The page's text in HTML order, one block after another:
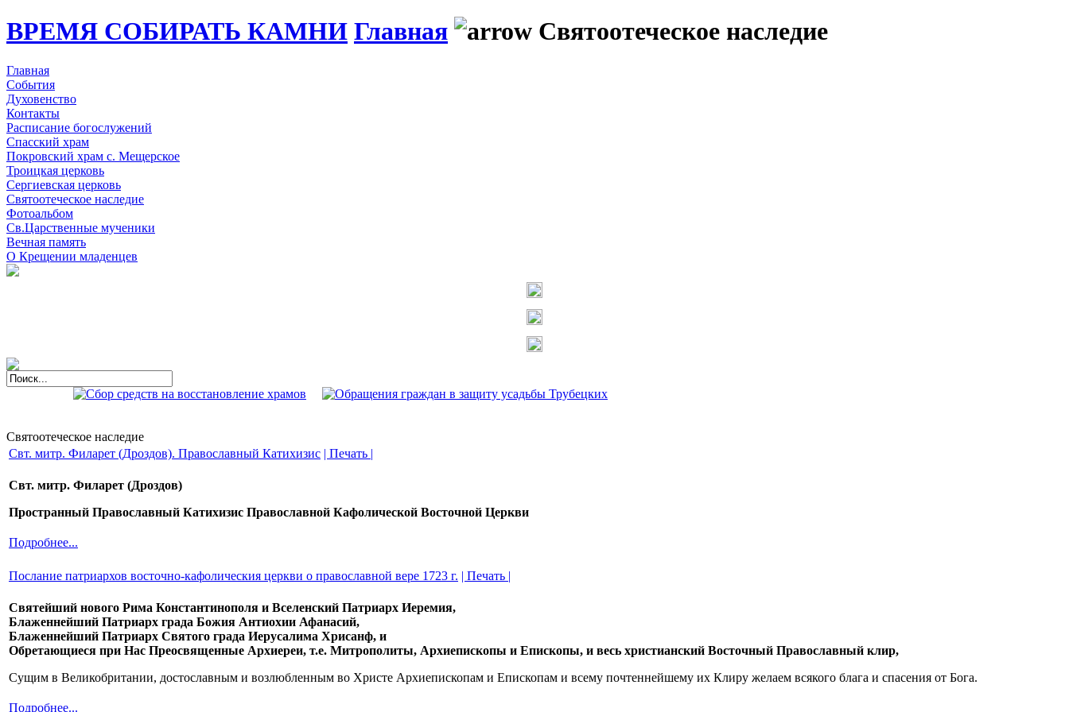
ВРЕМЯ СОБИРАТЬ КАМНИ Главная Святоотеческое наследие
Главная
События
Духовенство
Контакты
Расписание богослужений
Спасский храм
Покровский храм с. Мещерское
Троицкая церковь
Сергиевская церковь
Святоотеческое наследие
Фотоальбом
Св.Царственные мученики
Вечная память
О Крещении младенцев
Святоотеческое наследие
Свт. митр. Филарет (Дроздов). Православный Катихизис | Печать |
Свт. митр. Филарет (Дроздов)
Пространный Православный Катихизис Православной Кафолической Восточной Церкви
Подробнее...
Послание патриархов восточно-кафолическия церкви о православной вере 1723 г. | Печать |
Святейший нового Рима Константинополя и Вселенский Патриарх Иеремия,
Блаженнейший Патриарх града Божия Антиохии Афанасий,
Блаженнейший Патриарх Святого града Иерусалима Хрисанф, и
Обретающиеся при Нас Преосвященные Архиереи, т.е. Митрополиты, Архиепископы и Епископы, и весь христианский Восточный Православный клир,
Сущим в Великобритании, достославным и возлюбленным во Христе Архиепископам и Епископам и всему почтеннейшему их Клиру желаем всякого блага и спасения от Бога.
Подробнее...